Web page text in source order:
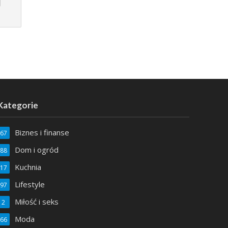
Symbole przynoszące szczęście – co warto
Biznes i finanse
67
Dom i ogród
88
Kuchnia
17
Lifestyle
97
Miłość i seks
2
Moda
66